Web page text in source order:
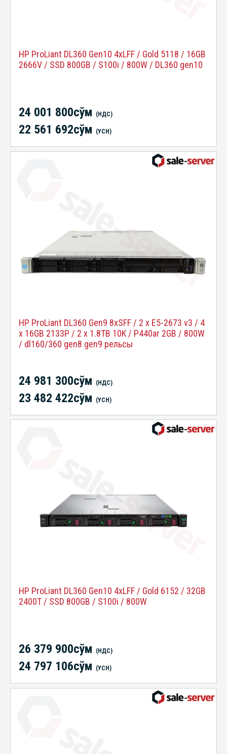
HP ProLiant DL360 Gen10 4xLFF / Gold 5118 / 16GB
2666V / SSD 800GB / S100i / 800W / DL360 gen10
24 001 800сўм (НДС)
22 561 692сўм (УСН)
HP ProLiant DL360 Gen9 8xSFF / 2 x E5-2673 v3 / 4
x 16GB 2133P / 2 x 1.8TB 10K / P440ar 2GB / 800W
/ dl160/360 gen8 gen9 рельсы
24 981 300сўм (НДС)
23 482 422сўм (УСН)
HP ProLiant DL360 Gen10 4xLFF / Gold 6152 / 32GB
2400T / SSD 800GB / S100i / 800W
26 379 900сўм (НДС)
24 797 106сўм (УСН)